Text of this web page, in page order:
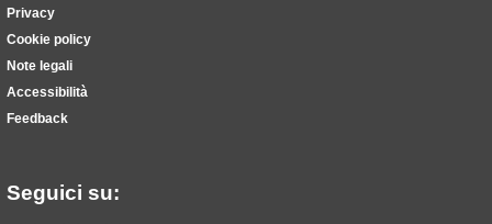
Privacy
Cookie policy
Note legali
Accessibilità
Feedback
Seguici su: